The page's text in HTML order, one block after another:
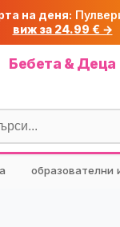
на деня:
виж за 24.99 € →
Бебета & Деца
Блог
🧮 Калкулатори
🔍 Намери продукт
образователни